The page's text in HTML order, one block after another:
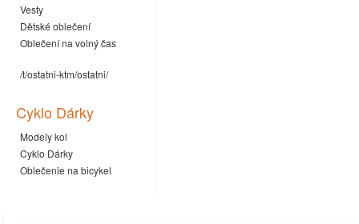
Vesty
Dětské oblečení
Oblečení na volný čas
/t/ostatni-ktm/ostatni/
Cyklo Dárky
Modely kol
Cyklo Dárky
Oblečenie na bicykel